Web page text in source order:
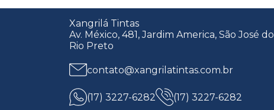
Xangrilá Tintas
Av. México, 481, Jardim America, São José do
Rio Preto
contato@xangrilatintas.com.br
(17) 3227-6282 (17) 3227-6282